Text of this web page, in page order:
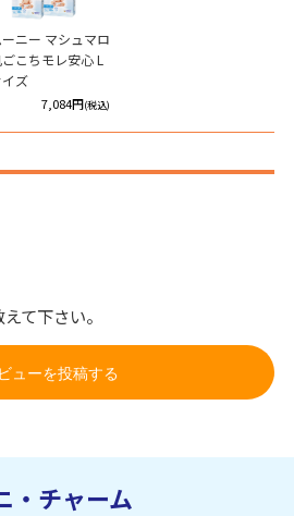
ーニー マシュマロ
こちモレ安心 L
ズ
7,084円(税込)
て下さい。
ューを投稿する
・チャーム